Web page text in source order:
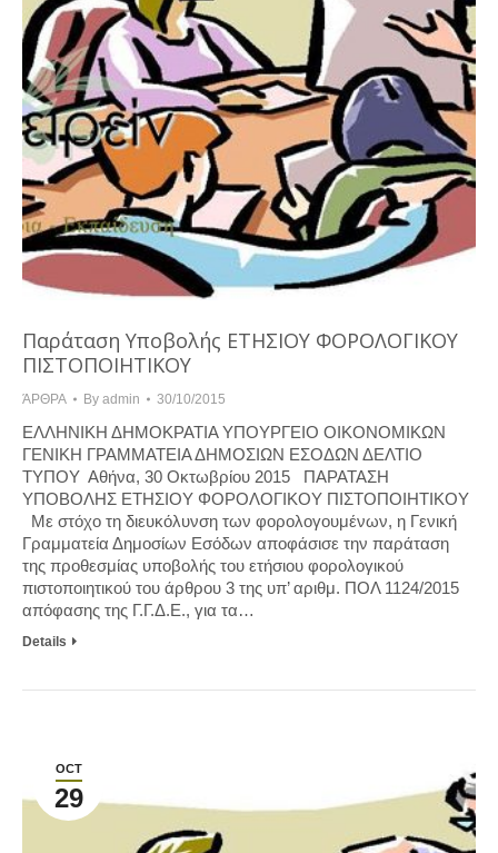
Παράταση Υποβολής ΕΤΗΣΙΟΥ ΦΟΡΟΛΟΓΙΚΟΥ
ΠΙΣΤΟΠΟΙΗΤΙΚΟΥ
ΆΡΘΡΑ By admin 30/10/2015
ΕΛΛΗΝΙΚΗ ΔΗΜΟΚΡΑΤΙΑ ΥΠΟΥΡΓΕΙΟ ΟΙΚΟΝΟΜΙΚΩΝ
ΓΕΝΙΚΗ ΓΡΑΜΜΑΤΕΙΑ ΔΗΜΟΣΙΩΝ ΕΣΟΔΩΝ ΔΕΛΤΙΟ
ΤΥΠΟΥ Αθήνα, 30 Οκτωβρίου 2015 ΠΑΡΑΤΑΣΗ
ΥΠΟΒΟΛΗΣ ΕΤΗΣΙΟΥ ΦΟΡΟΛΟΓΙΚΟΥ ΠΙΣΤΟΠΟΙΗΤΙΚΟΥ
Με στόχο τη διευκόλυνση των φορολογουμένων, η Γενική
Γραμματεία Δημοσίων Εσόδων αποφάσισε την παράταση
της προθεσμίας υποβολής του ετήσιου φορολογικού
πιστοποιητικού του άρθρου 3 της υπ’ αριθμ. ΠΟΛ 1124/2015
απόφασης της Γ.Γ.Δ.Ε., για τα…
Details
OCT
29